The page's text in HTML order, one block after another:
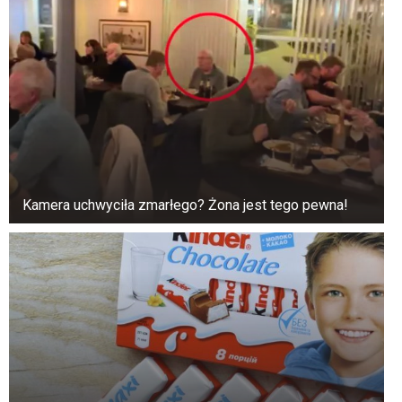
W wywiadzie podkreślił również, że Jarosław
Kamera uchwyciła zmarłego? Żona jest tego pewna!